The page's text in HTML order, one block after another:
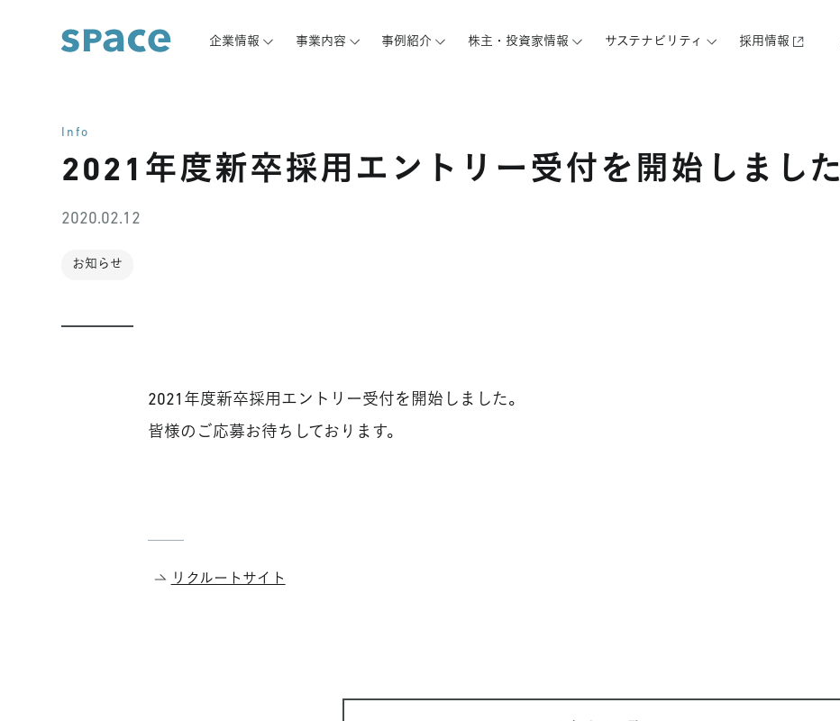
企業情報 事業内容 事例紹介 株主・投資家情報 サステナビリティ 採用情報
Info
2021年度新卒採用エントリー受付を開始しました
2020.02.12
お知らせ
2021年度新卒採用エントリー受付を開始しました。
皆様のご応募お待ちしております。
リクルートサイト